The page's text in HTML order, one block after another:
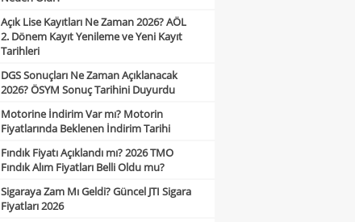
Açık Lise Kayıtları Ne Zaman 2026? AÖL
2. Dönem Kayıt Yenileme ve Yeni Kayıt
Tarihleri
DGS Sonuçları Ne Zaman Açıklanacak
2026? ÖSYM Sonuç Tarihini Duyurdu
Motorine İndirim Var mı? Motorin
Fiyatlarında Beklenen İndirim Tarihi
Fındık Fiyatı Açıklandı mı? 2026 TMO
Fındık Alım Fiyatları Belli Oldu mu?
Sigaraya Zam Mı Geldi? Güncel JTI Sigara
Fiyatları 2026